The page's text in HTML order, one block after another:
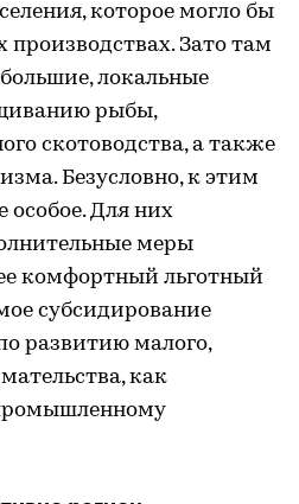
которое могло бы
производствах. Зато там
локальные
рыбы,
скотоводства, а также
Безусловно, к этим
Для них
меры
комфортный льготный
субсидирование
развитию малого,
как